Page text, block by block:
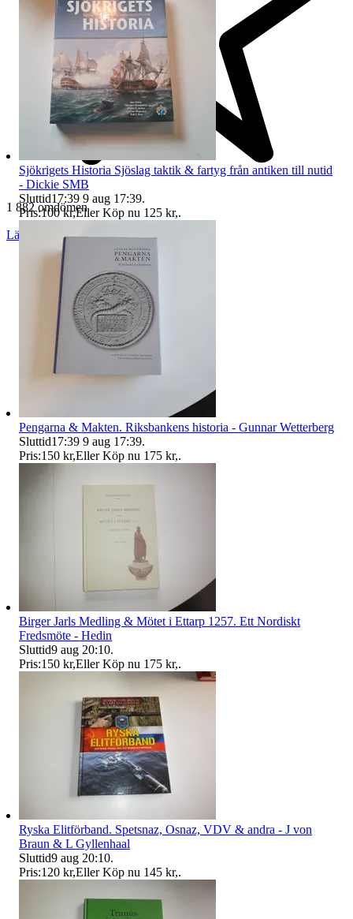
1 882 omdömen
Läs omdömen Följ
Sjökrigets Historia Sjöslag taktik & fartyg från antiken till nutid
- Dickie SMB
Sluttid17:39 9 aug 17:39.
Pris:100 kr,Eller Köp nu 125 kr,.
Pengarna & Makten. Riksbankens historia - Gunnar Wetterberg
Sluttid17:39 9 aug 17:39.
Pris:150 kr,Eller Köp nu 175 kr,.
Birger Jarls Medling & Mötet i Ettarp 1257. Ett Nordiskt
Fredsmöte - Hedin
Sluttid9 aug 20:10.
Pris:150 kr,Eller Köp nu 175 kr,.
Ryska Elitförband. Spetsnaz, Osnaz, VDV & andra - J von
Braun & L Gyllenhaal
Sluttid9 aug 20:10.
Pris:120 kr,Eller Köp nu 145 kr,.